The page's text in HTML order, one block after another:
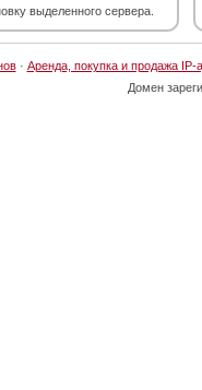
выделенного сервера.
· Аренда, покупка и продажа IP-
Домен